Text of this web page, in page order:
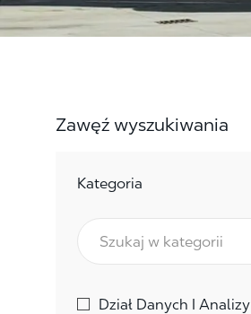
Zawęź wyszukiwania
Kategoria
Kategoria
Dział Danych I Analizy